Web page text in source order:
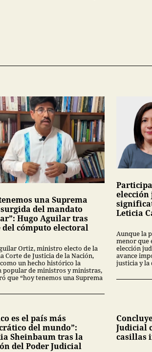
una Suprema
del mandato
Hugo Aguilar tras
cómputo electoral
Ortiz, ministro electo de la
Corte de Justicia de la Nación,
un hecho histórico la
popular de ministros y ministras,
que “hoy tenemos una Suprema
Leticia
Aunque la
menor que
elección
avance
justicia y la
es el país más
del mundo”:
Sheinbaum tras la
del Poder Judicial
Judicial
casillas